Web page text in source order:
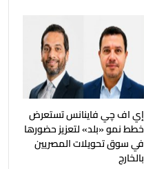
إي اف چي فاينانس تستعرض
خطط نمو «بلد» لتعزيز حضورها
في سوق تحويلات المصريين
بالخارج